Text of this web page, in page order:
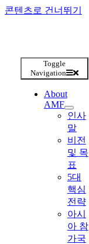
콘텐츠로 건너뛰기
Toggle
Navigation
About
AMF
인사
말
비전
및 목
표
5대
핵심
전략
아시
아 참
가국